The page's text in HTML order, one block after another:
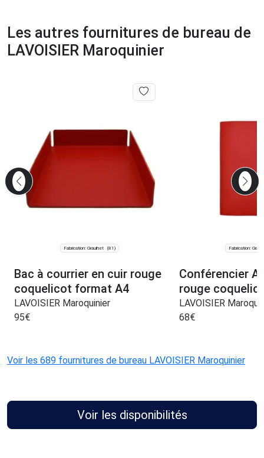
Les autres fournitures de bureau de
LAVOISIER Maroquinier
Fabrication: Graulhet (81)
Bac à courrier en cuir rouge
coquelicot format A4
LAVOISIER Maroquinier
95€
Fabrication:
Conférencier
rouge
LAVOISIER
68€
Voir les 689 fournitures de bureau LAVOISIER Maroquinier
Voir les disponibilités